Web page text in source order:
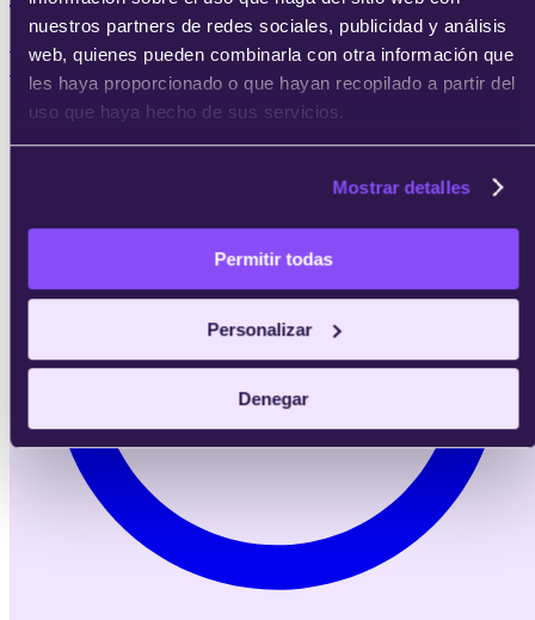
nuestros partners de redes sociales, publicidad y análisis
web, quienes pueden combinarla con otra información que
les haya proporcionado o que hayan recopilado a partir del
uso que haya hecho de sus servicios.
Mostrar detalles
Permitir todas
Personalizar
Denegar
Quiero pasar de gestionar redes sociales a diseñar
estrategias de comunicación basadas en datos e IA.